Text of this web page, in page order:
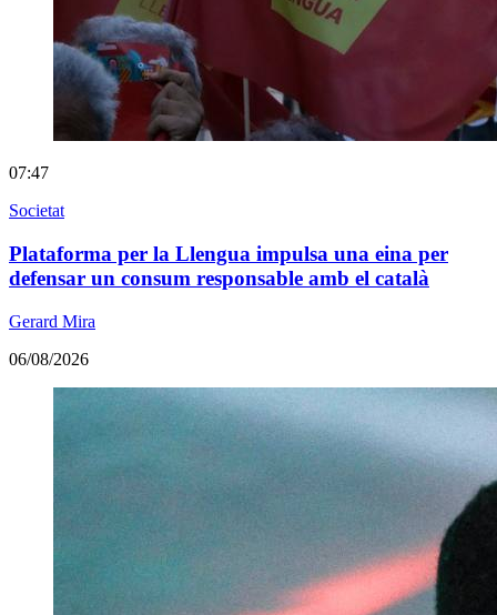
07:47
Societat
Plataforma per la Llengua impulsa una eina per
defensar un consum responsable amb el català
Gerard Mira
06/08/2026